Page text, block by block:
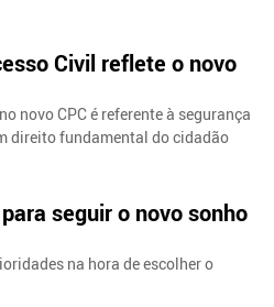
Civil reflete o novo
novo CPC é referente à segurança
direito fundamental do cidadão
seguir o novo sonho
na hora de escolher o